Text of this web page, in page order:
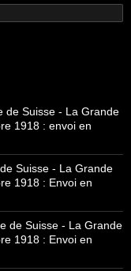
de Suisse - La Grande
1918 : envoi en
Suisse - La Grande
1918 : Envoi en
de Suisse - La Grande
1918 : Envoi en